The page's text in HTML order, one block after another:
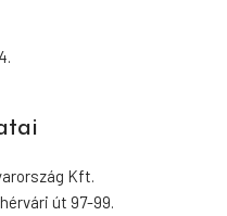
Kft.
út 97-99.